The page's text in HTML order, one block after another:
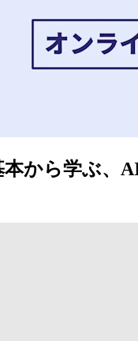
から学ぶ、